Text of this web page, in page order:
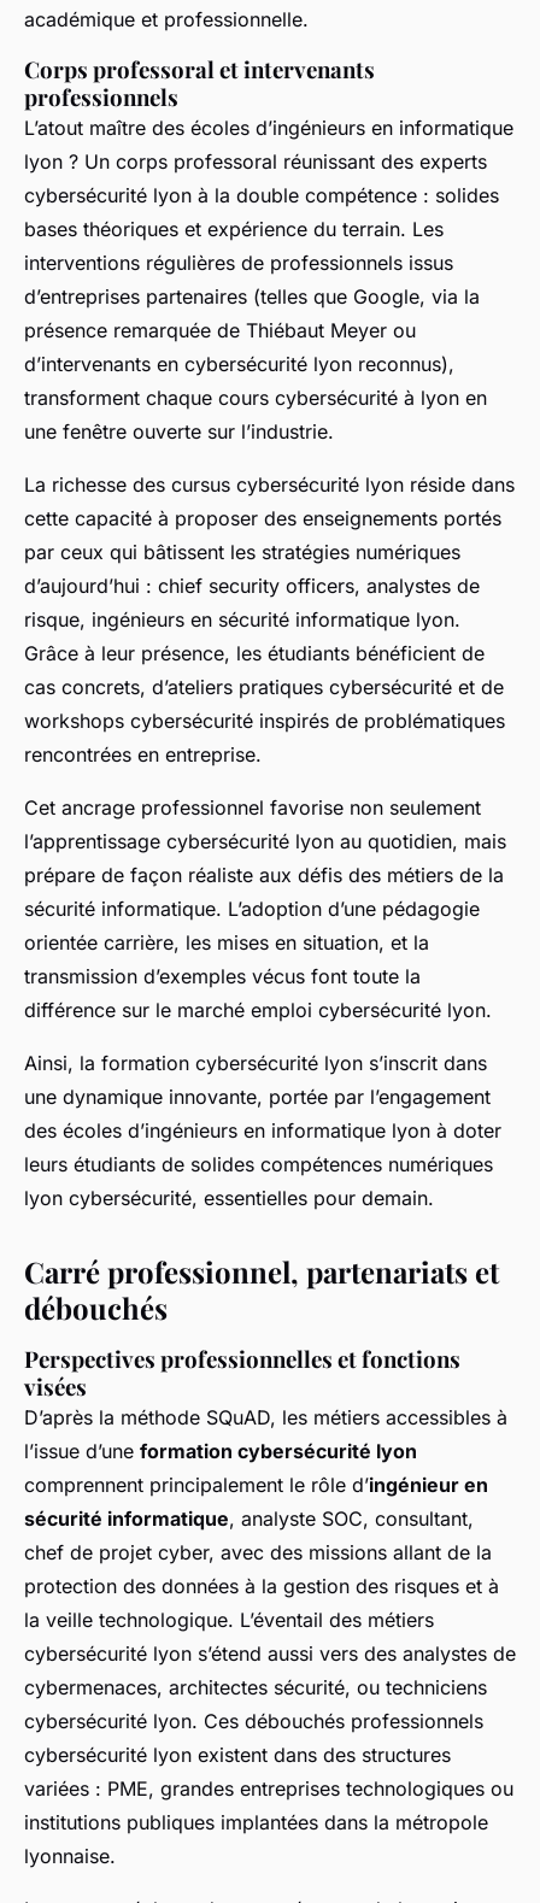
académique et professionnelle.
Corps professoral et intervenants
professionnels
L’atout maître des écoles d’ingénieurs en informatique
lyon ? Un corps professoral réunissant des experts
cybersécurité lyon à la double compétence : solides
bases théoriques et expérience du terrain. Les
interventions régulières de professionnels issus
d’entreprises partenaires (telles que Google, via la
présence remarquée de Thiébaut Meyer ou
d’intervenants en cybersécurité lyon reconnus),
transforment chaque cours cybersécurité à lyon en
une fenêtre ouverte sur l’industrie.
La richesse des cursus cybersécurité lyon réside dans
cette capacité à proposer des enseignements portés
par ceux qui bâtissent les stratégies numériques
d’aujourd’hui : chief security officers, analystes de
risque, ingénieurs en sécurité informatique lyon.
Grâce à leur présence, les étudiants bénéficient de
cas concrets, d’ateliers pratiques cybersécurité et de
workshops cybersécurité inspirés de problématiques
rencontrées en entreprise.
Cet ancrage professionnel favorise non seulement
l’apprentissage cybersécurité lyon au quotidien, mais
prépare de façon réaliste aux défis des métiers de la
sécurité informatique. L’adoption d’une pédagogie
orientée carrière, les mises en situation, et la
transmission d’exemples vécus font toute la
différence sur le marché emploi cybersécurité lyon.
Ainsi, la formation cybersécurité lyon s’inscrit dans
une dynamique innovante, portée par l’engagement
des écoles d’ingénieurs en informatique lyon à doter
leurs étudiants de solides compétences numériques
lyon cybersécurité, essentielles pour demain.
Carré professionnel, partenariats et
débouchés
Perspectives professionnelles et fonctions
visées
D’après la méthode SQuAD, les métiers accessibles à
l’issue d’une formation cybersécurité lyon
comprennent principalement le rôle d’ingénieur en
sécurité informatique, analyste SOC, consultant,
chef de projet cyber, avec des missions allant de la
protection des données à la gestion des risques et à
la veille technologique. L’éventail des métiers
cybersécurité lyon s’étend aussi vers des analystes de
cybermenaces, architectes sécurité, ou techniciens
cybersécurité lyon. Ces débouchés professionnels
cybersécurité lyon existent dans des structures
variées : PME, grandes entreprises technologiques ou
institutions publiques implantées dans la métropole
lyonnaise.